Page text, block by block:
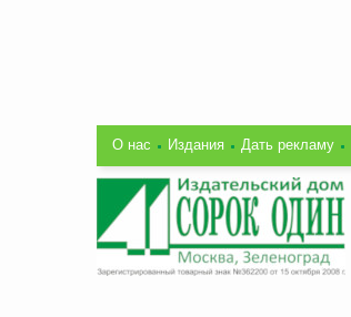
О нас Издания Дать рекламу